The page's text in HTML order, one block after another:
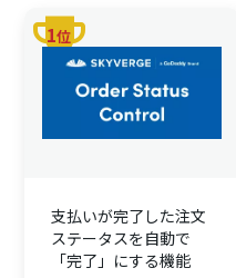
trophy
1位
支払いが完了した注文
ステータスを自動で
「完了」にする機能